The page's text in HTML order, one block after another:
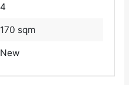
4
170 sqm
New